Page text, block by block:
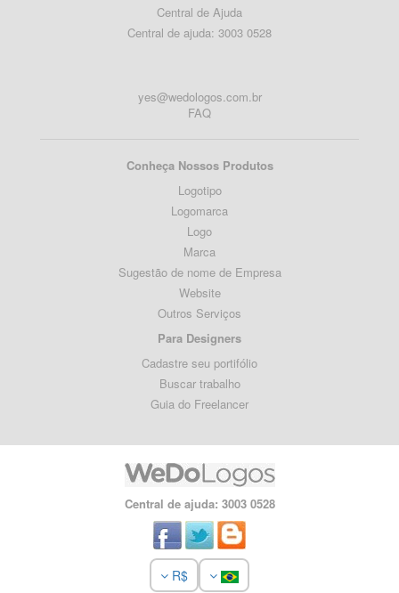
Central de Ajuda
Central de ajuda: 3003 0528
yes@wedologos.com.br
FAQ
Conheça Nossos Produtos
Logotipo
Logomarca
Logo
Marca
Sugestão de nome de Empresa
Website
Outros Serviços
Para Designers
Cadastre seu portifólio
Buscar trabalho
Guia do Freelancer
Central de ajuda: 3003 0528
R$